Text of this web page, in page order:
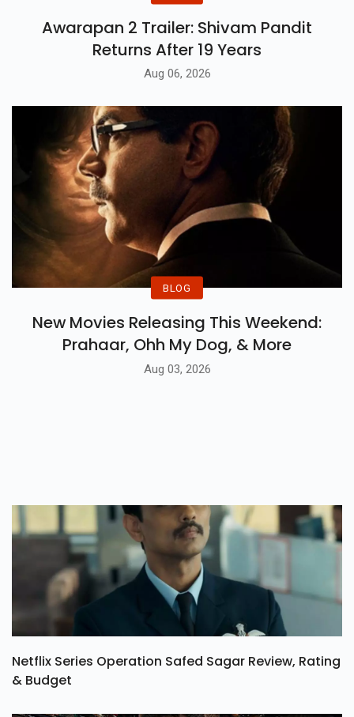
Awarapan 2 Trailer: Shivam Pandit
Returns After 19 Years
Aug 06, 2026
BLOG
New Movies Releasing This Weekend:
Prahaar, Ohh My Dog, & More
Aug 03, 2026
Netflix Series Operation Safed Sagar Review, Rating
& Budget